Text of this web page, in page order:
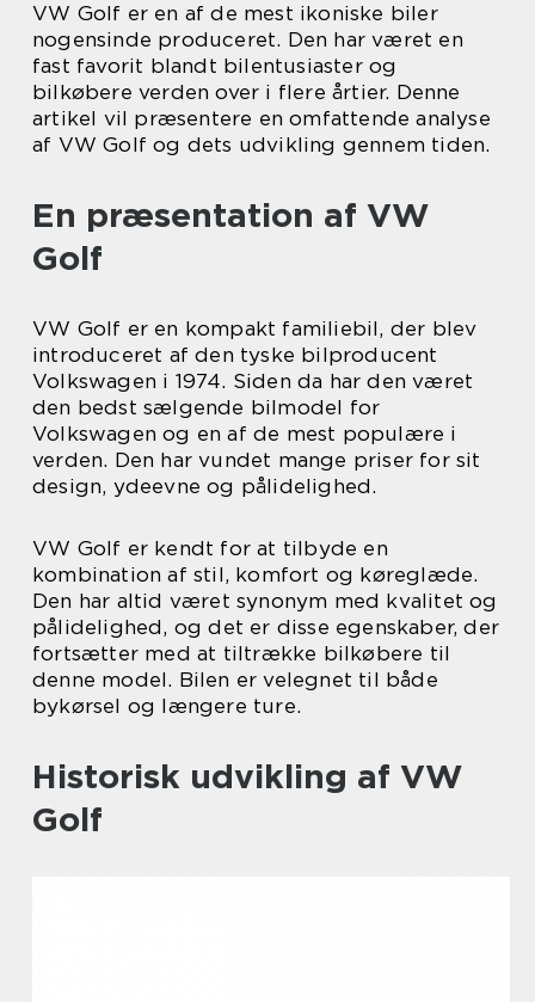
VW Golf er en af de mest ikoniske biler
nogensinde produceret. Den har været en
fast favorit blandt bilentusiaster og
bilkøbere verden over i flere årtier. Denne
artikel vil præsentere en omfattende analyse
af VW Golf og dets udvikling gennem tiden.
En præsentation af VW
Golf
VW Golf er en kompakt familiebil, der blev
introduceret af den tyske bilproducent
Volkswagen i 1974. Siden da har den været
den bedst sælgende bilmodel for
Volkswagen og en af de mest populære i
verden. Den har vundet mange priser for sit
design, ydeevne og pålidelighed.
VW Golf er kendt for at tilbyde en
kombination af stil, komfort og køreglæde.
Den har altid været synonym med kvalitet og
pålidelighed, og det er disse egenskaber, der
fortsætter med at tiltrække bilkøbere til
denne model. Bilen er velegnet til både
bykørsel og længere ture.
Historisk udvikling af VW
Golf